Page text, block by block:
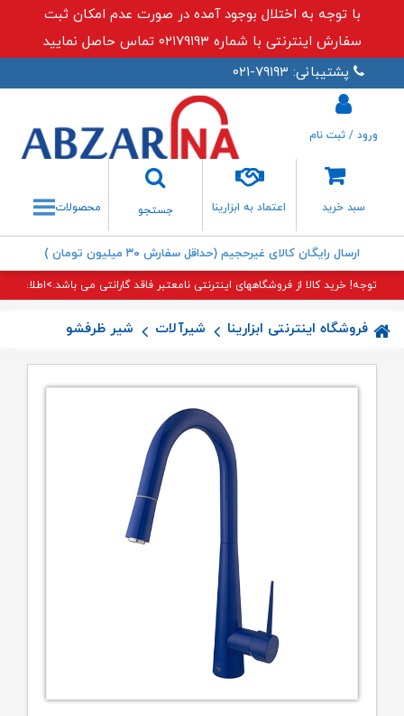
با توجه به اختلال بوجود آمده در صورت عدم امکان ثبت
سفارش اینترنتی با شماره ۰۲۱۷۹۱۹۳ تماس حاصل نمایید
پشتیبانی: ۷۹۱۹۳-۰۲۱
سبد خرید اعتماد به ابزارینا
جستجو
جستجو
ورود / ثبت نام
محصولات
ارسال رایگان کالای غیرحجیم (حداقل سفارش ۳۰ میلیون تومان )
توجه! خرید کالا از فروشگاههای اینترنتی نامعتبر فاقد گارانتی می باشد.>اطلاعات
فروشگاه اینترنتی ابزارینا شیرآلات شیر ظرفشویی شلنگدار